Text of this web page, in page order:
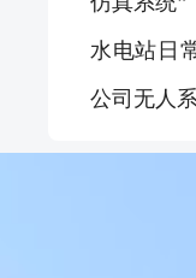
水电站日
公司无人